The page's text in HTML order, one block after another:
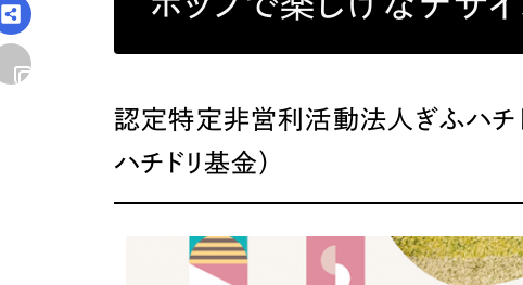
SEO対策によるアクセス獲得、反響獲得などの"Webマーケティン
広報支援などのオフライン領域のマーケティングまでまるっと代行
リーピーの取り組みに関するお知らせ・イベント
代表ブログ
メールマガジンアーカイブ
オプションサービス
お客様インタビュー
すべて （624件）
コーポレート・企業サイト
ブランドサイト・サービス
認定特定非営利活動法人ぎふハチ
ハチドリ基金）